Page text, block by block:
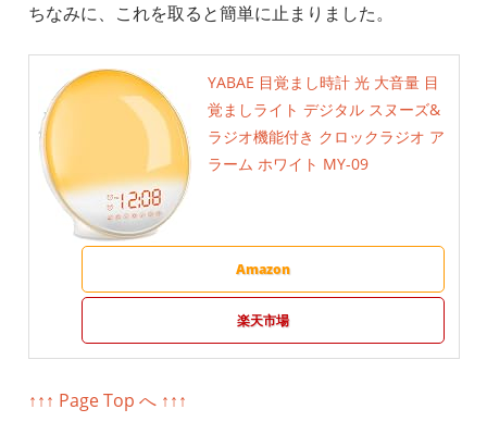
ちなみに、これを取ると簡単に止まりました。
YABAE 目覚まし時計 光 大音量 目
覚ましライト デジタル スヌーズ&
ラジオ機能付き クロックラジオ ア
ラーム ホワイト MY-09
Amazon
楽天市場
↑↑↑ Page Top へ ↑↑↑